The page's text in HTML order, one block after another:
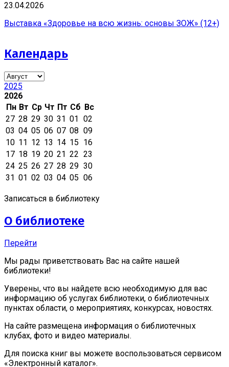
23.04.2026
Выставка «Здоровье на всю жизнь: основы ЗОЖ» (12+)
Календарь
2025
2026
Пн Вт Ср Чт Пт Сб Вс
27 28 29 30 31 01 02
03 04 05 06 07 08 09
10 11 12 13 14 15 16
17 18 19 20 21 22 23
24 25 26 27 28 29 30
31 01 02 03 04 05 06
Записаться в библиотеку
О библиотеке
Перейти
Мы рады приветствовать Вас на сайте нашей
библиотеки!
Уверены, что вы найдете всю необходимую для вас
информацию об услугах библиотеки, о библиотечных
пунктах области, о мероприятиях, конкурсах, новостях.
На сайте размещена информация о библиотечных
клубах, фото и видео материалы.
Для поиска книг вы можете воспользоваться сервисом
«Электронный каталог».